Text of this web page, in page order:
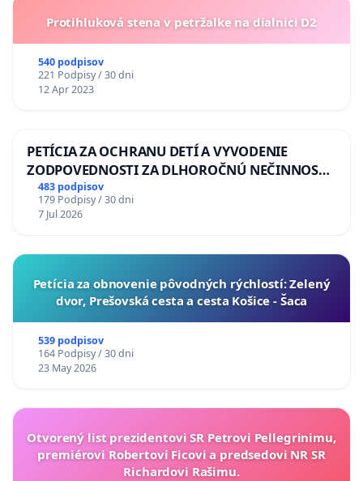
Protihluková stena v petržalke na dialnici D2
540 podpisov
221 Podpisy / 30 dni
12 Apr 2023
PETÍCIA ZA OCHRANU DETÍ A VYVODENIE
ZODPOVEDNOSTI ZA DLHOROČNÚ NEČINNOSŤ
A ZLYHANIE ŠTÁTU
483 podpisov
179 Podpisy / 30 dni
7 Jul 2026
​Petícia za obnovenie pôvodných rýchlostí: Zelený
dvor, Prešovská cesta a cesta Košice - Šaca
539 podpisov
164 Podpisy / 30 dni
23 May 2026
Otvorený list prezidentovi SR Petrovi Pellegrinimu,
premiérovi Robertovi Ficovi a predsedovi NR SR
Richardovi Rašimu.